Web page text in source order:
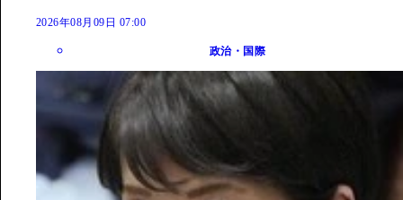
2026年08月09日 07:00
政治・国際